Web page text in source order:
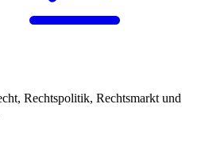
Rechtspolitik, Rechtsmarkt und